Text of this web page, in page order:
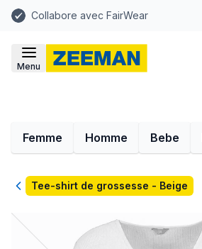
Collabore avec FairWear
Menu
Femme Homme Bebe
RetourTee-shirt de grossesse - Beige